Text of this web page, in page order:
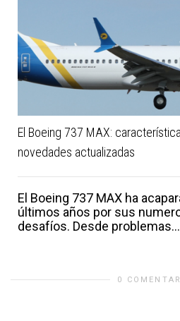
El Boeing 737 MAX:
novedades actualizadas
El Boeing 737 MAX ha
últimos años por sus
desafíos. Desde problemas...
0